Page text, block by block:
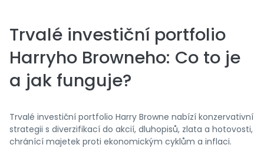
Trvalé investiční portfolio
Harryho Browneho: Co to je
a jak funguje?
Trvalé investiční portfolio Harry Browne nabízí konzervativní
strategii s diverzifikací do akcií, dluhopisů, zlata a hotovosti,
chránící majetek proti ekonomickým cyklům a inflaci.